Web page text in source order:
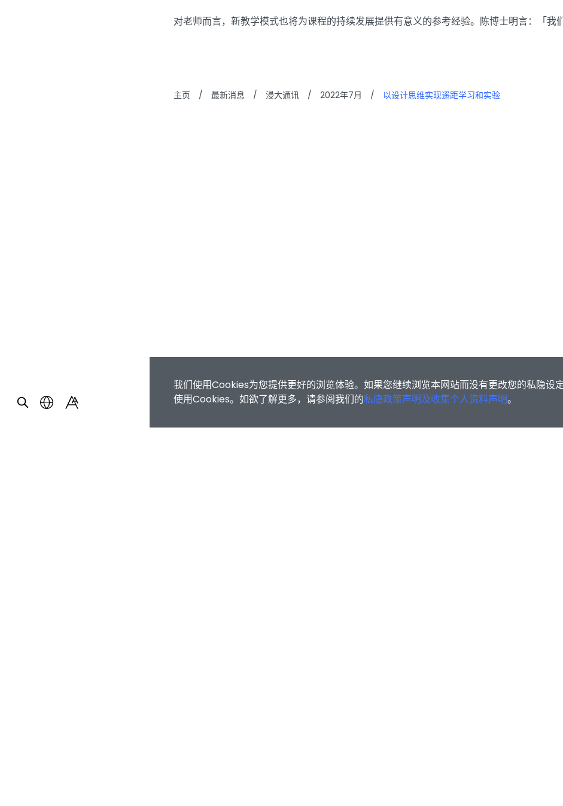
对老师而言，新教学模式也将为课程的持续发展提供有意义的参考经验。陈博士明言：「我
主页 / 最新消息 / 浸大通讯 / 2022年7月 / 以设计思维实现遥距学习和实验
我们使用Cookies为您提供更好的浏览体验。如果您继续浏览本网站而没有更改您的私隐设
使用Cookies。如欲了解更多，请参阅我们的私隐政策声明及收集个人资料声明。